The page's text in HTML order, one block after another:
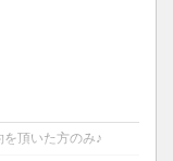
頂いた方のみ♪